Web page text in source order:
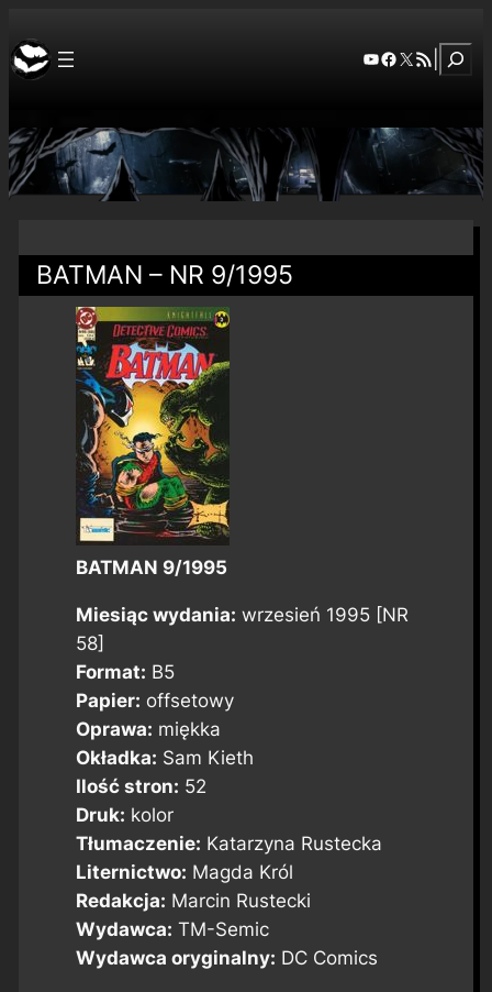
YouTube
Facebook
X RSS Feed
BATMAN – NR 9/1995
BATMAN 9/1995
Miesiąc wydania: wrzesień 1995 [NR
58]
Format: B5
Papier: offsetowy
Oprawa: miękka
Okładka: Sam Kieth
Ilość stron: 52
Druk: kolor
Tłumaczenie: Katarzyna Rustecka
Liternictwo: Magda Król
Redakcja: Marcin Rustecki
Wydawca: TM-Semic
Wydawca oryginalny: DC Comics